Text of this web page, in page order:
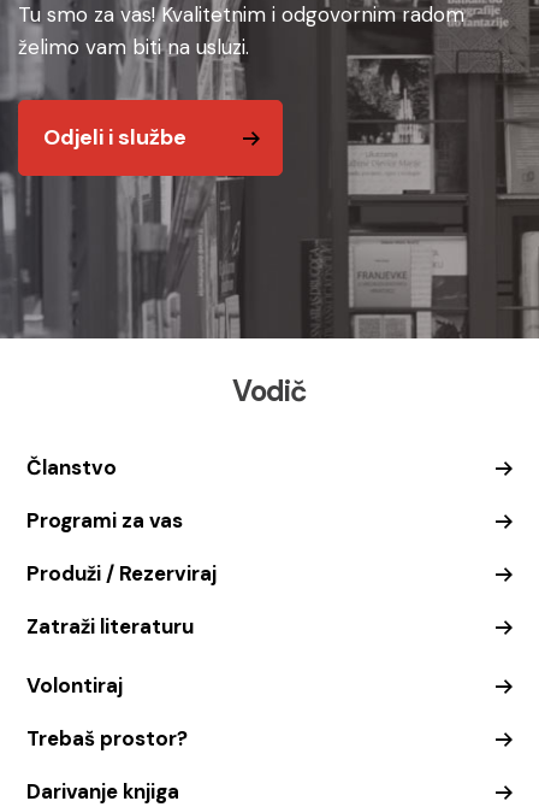
Tu smo za vas! Kvalitetnim i odgovornim radom
želimo vam biti na usluzi.
Odjeli i službe
Vodič
Članstvo
Programi za vas
Produži / Rezerviraj
Zatraži literaturu
Volontiraj
Trebaš prostor?
Darivanje knjiga